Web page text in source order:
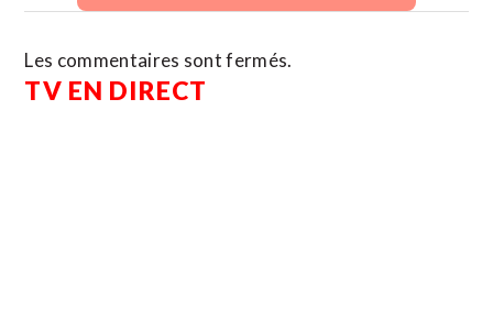
Les commentaires sont fermés.
TV EN DIRECT